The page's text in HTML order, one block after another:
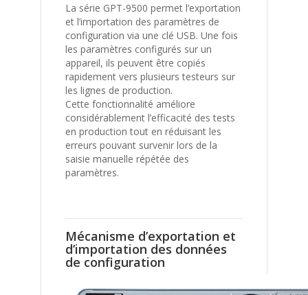
La série GPT-9500 permet l’exportation
et l’importation des paramètres de
configuration via une clé USB. Une fois
les paramètres configurés sur un
appareil, ils peuvent être copiés
rapidement vers plusieurs testeurs sur
les lignes de production.
Cette fonctionnalité améliore
considérablement l’efficacité des tests
en production tout en réduisant les
erreurs pouvant survenir lors de la
saisie manuelle répétée des
paramètres.
Mécanisme d’exportation et
d’importation des données
de configuration